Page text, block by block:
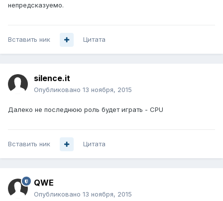
непредсказуемо.
Вставить ник Цитата
silence.it
Опубликовано 13 ноября, 2015
Далеко не последнюю роль будет играть - CPU
Вставить ник Цитата
QWE
Опубликовано 13 ноября, 2015